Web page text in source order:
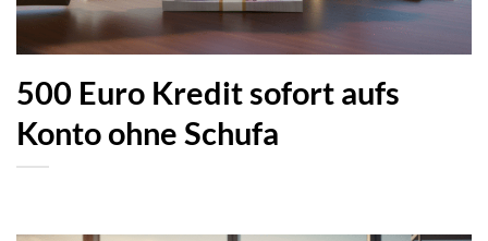
500 Euro Kredit sofort aufs
Konto ohne Schufa